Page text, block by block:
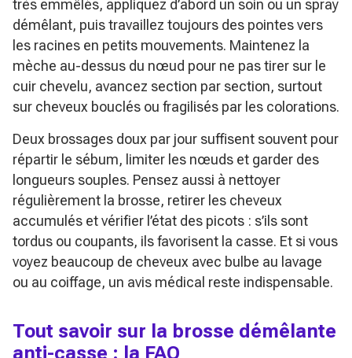
très emmêlés, appliquez d’abord un soin ou un spray
démêlant, puis travaillez toujours des pointes vers
les racines en petits mouvements. Maintenez la
mèche au-dessus du nœud pour ne pas tirer sur le
cuir chevelu, avancez section par section, surtout
sur cheveux bouclés ou fragilisés par les colorations.
Deux brossages doux par jour suffisent souvent pour
répartir le sébum, limiter les nœuds et garder des
longueurs souples. Pensez aussi à nettoyer
régulièrement la brosse, retirer les cheveux
accumulés et vérifier l’état des picots : s’ils sont
tordus ou coupants, ils favorisent la casse. Et si vous
voyez beaucoup de cheveux avec bulbe au lavage
ou au coiffage, un avis médical reste indispensable.
Tout savoir sur la brosse démêlante
anti-casse : la FAQ